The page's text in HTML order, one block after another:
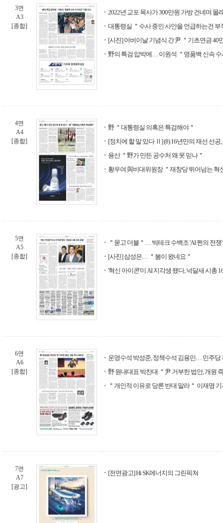
3면
A3
[종합]
2022년 교포 목사가 300만원 가방 건네며 몰
대통령실 ＂수사 중인 사안을 언급하는건 부
[사진] 어버이날 기념식 간 尹 ＂기초연금 40
野의 특검 압박에… 이원석 ＂명품백 신속
4면
A4
[종합]
野 ＂대통령실 의혹은 특검해야＂
[정치에 할 말 있다 Ⅱ] (8) 16년만의 재선 선공
용산 ＂野가 만든 공수처 왜 못 믿나＂
황우여 與비대위원장 ＂재창당 뛰어넘는 혁
5면
A5
[종합]
＂묻고 더블＂… 빅테크 수백조 'AI 쩐의 전쟁'
[사진] 삼성은… ＂봄이 왔네요＂
'혁신 아이콘'이 AI 지각생 됐다, 넉달새 시총
6면
A6
[종합]
운영수석 박성준, 정책수석 김용민… 민주당
野 원내대표 박찬대 ＂尹 거부한 법안, 개원
＂개인적 이유로 당론 반대 말라＂ 이재명
7면
A7
[광고]
[전면광고] Hi SK에너지의 그린픽쳐